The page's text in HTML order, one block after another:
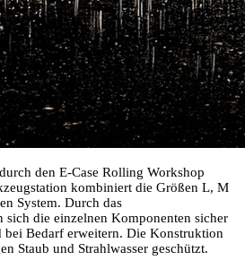
den E-Case Rolling Workshop
kombiniert die Größen L, M
System. Durch das
sich die einzelnen Komponenten sicher
bei Bedarf erweitern. Die Konstruktion
Staub und Strahlwasser geschützt.